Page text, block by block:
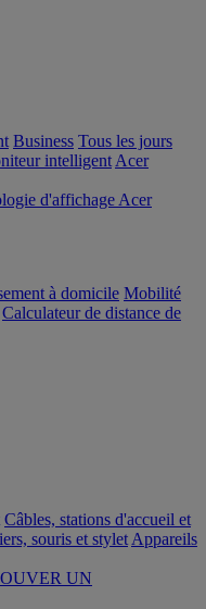
Business Tous les jours
intelligent Acer
d'affichage Acer
à domicile Mobilité
Calculateur de distance de
Câbles, stations d'accueil et
souris et stylet Appareils
UN